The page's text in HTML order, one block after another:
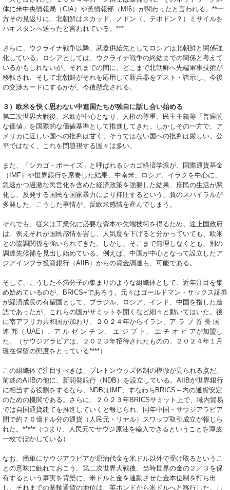
体に米中央情報局（CIA）や英情報部（MI6）が関わったと言われる。**一
方その見返りに、北朝鮮はスカッド、ノドン（、テポドン？）ミサイルを
パキスタンへ送ったと言われている。***
さらに、ウクライナ戦争以降、武器供給先としてロシアは北朝鮮と関係強
化している。ロシアとしては、ウクライナ戦争の終結までの関係と考えて
いるかもしれないが、それまでの間に、どこまで北朝鮮へ先端軍事技術が
移転され、そして北朝鮮がそれを応用して新兵器をテスト・誇示し、今後
の交渉カードにするかが、今後懸念される。
３）欧米を快く思わない中進国たちが独自に話し合い始める
第二次世界大戦後、米欧が中心となり、人権の尊重、民主主義等「普遍的
な価値」を国際的な価値基準として推進してきた。しかしその一方で、ア
メリカに近しい国への批判は甘く、そうではない国への批判は厳しい。公
平ではなく、これを問題視する国々は多い。
また、「シカゴ・ボーイズ」と呼ばれるシカゴ経済学派が、国際通貨基金
（IMF）や世界銀行を席巻した結果、中南米、ロシア、イラクを中心に、
急速かつ過激な民営化を含めた経済政策を強要した結果、庶民の生活が悪
化し、反発する国民を国家暴力により抑圧するという、負のスパイラルが
多発した。こうした事情が、反欧米感情を産んでしまう。
それでも、従来は工業化に必要な資本や先端技術を得るため、途上国政府
は、例えそれが国民感情を害し、人気度を下げると分かっていても、欧米
との協調関係を強いられてきた。しかし、そこまで無理しなくとも、別の
調達先候補を見出し始めている。例えば、中国が中心となって設立したア
ジアインフラ投資銀行（AIIB）からの資金調達も、可能である。
そして、こうした不満分子の集まりのような組織体として、近年注目を集
め始めているのが、BRICS+であろう。元々はゴールドマン・サックス証券
が経済成長の有望国として、ブラジル、ロシア、インド、中国を指した造
語であったが、これらの国がサミットを開くなど細々と動いてはいた。後
に南アフリカ共和国が加わり、２０２４年からイラン、ア ラ ブ 首 長 国
連 邦（ UAE）、ア ル ゼ ン チ ン、 エ ジ プ ト、 エ チ オ ピ アが加盟し
た。（サウジアラビアは、２０２３年招待されたものの、２０２４年１月
現在保留の態度をとっている****）
この組織体で注目すべきは、ブレトンウッズ体制の模倣が見られる点だ。
前述のAIIBの他に、新開発銀行（NDB）を設立している。AIIBが世界銀行
に相当する役割をするなら、NDBはIMF、すなわちBRICS＋内の通貨安定
のための機関である。さらに、２０２３年BRICSサミット上で、域内貿易
では自国通貨建てを推進していくと報じられ、同年中国・サウジアラビア
間で約７０億ドル分の通貨（人民元・リヤル）スワップ取引成立が報じら
れた。*****（つまり、人民元でサウジ原油を輸入できるということを薄皮
一枚でぼかしている）
なお、簡単にサウジアラビアが原油代金を米ドル以外で受け取るというこ
との意味に触れておこう。第二次世界大戦後、当時世界の金の２／３を保
有するという事実を背景に、米ドルと金を連動させた金本位制を打ち出
し、それまでの基軸通貨の地位は、英ポンドから米ドルへと移行した。し